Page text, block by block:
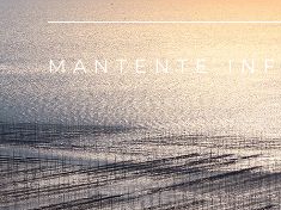
MANTENTE